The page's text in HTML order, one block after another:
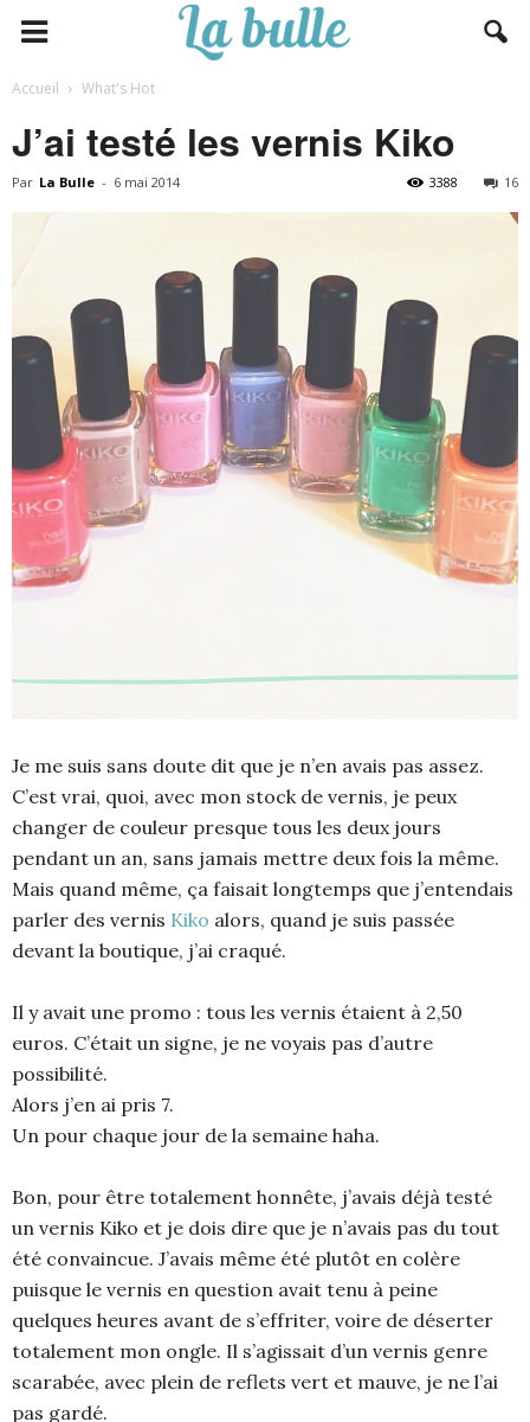
Accueil What's Hot
J’ai testé les vernis Kiko
Par La Bulle - 6 mai 2014 16
3388
Je me suis sans doute dit que je n’en avais pas assez.
C’est vrai, quoi, avec mon stock de vernis, je peux
changer de couleur presque tous les deux jours
pendant un an, sans jamais mettre deux fois la même.
Mais quand même, ça faisait longtemps que j’entendais
parler des vernis Kiko alors, quand je suis passée
devant la boutique, j’ai craqué.
Il y avait une promo : tous les vernis étaient à 2,50
euros. C’était un signe, je ne voyais pas d’autre
possibilité.
Alors j’en ai pris 7.
Un pour chaque jour de la semaine haha.
Bon, pour être totalement honnête, j’avais déjà testé
un vernis Kiko et je dois dire que je n’avais pas du tout
été convaincue. J’avais même été plutôt en colère
puisque le vernis en question avait tenu à peine
quelques heures avant de s’effriter, voire de déserter
totalement mon ongle. Il s’agissait d’un vernis genre
scarabée, avec plein de reflets vert et mauve, je ne l’ai
pas gardé.